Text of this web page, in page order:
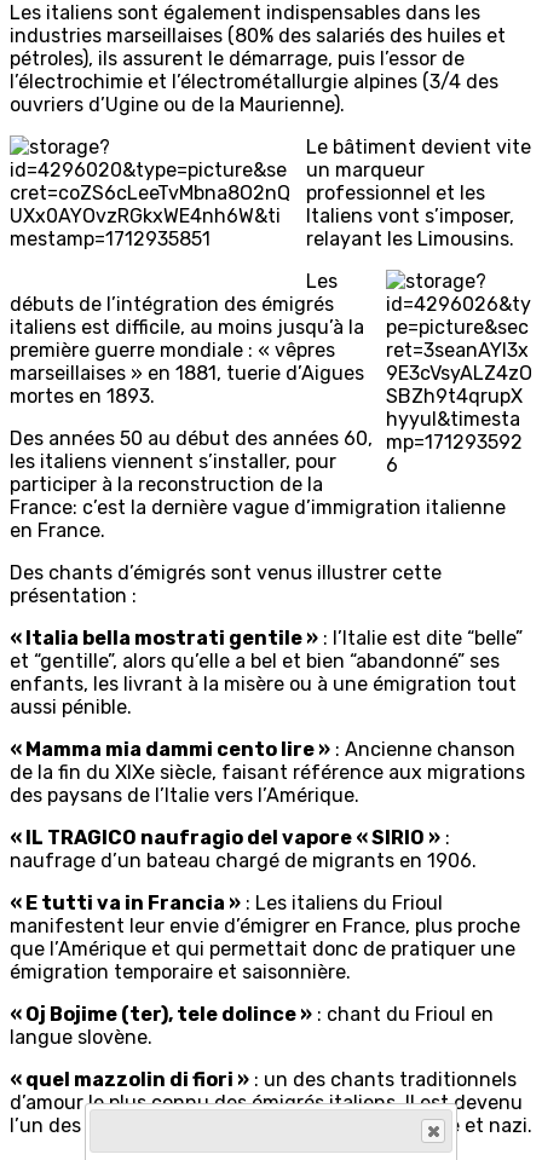
Les italiens sont également indispensables dans les
industries marseillaises (80% des salariés des huiles et
pétroles), ils assurent le démarrage, puis l’essor de
l’électrochimie et l’électrométallurgie alpines (3/4 des
ouvriers d’Ugine ou de la Maurienne).
Le bâtiment devient vite
un marqueur
professionnel et les
Italiens vont s’imposer,
relayant les Limousins.
Les
débuts de l’intégration des émigrés
italiens est difficile, au moins jusqu’à la
première guerre mondiale : « vêpres
marseillaises » en 1881, tuerie d’Aigues
mortes en 1893.
Des années 50 au début des années 60,
les italiens viennent s’installer, pour
participer à la reconstruction de la
France: c’est la dernière vague d’immigration italienne
en France.
Des chants d’émigrés sont venus illustrer cette
présentation :
« Italia bella mostrati gentile » : l’Italie est dite “belle”
et “gentille”, alors qu’elle a bel et bien “abandonné” ses
enfants, les livrant à la misère ou à une émigration tout
aussi pénible.
« Mamma mia dammi cento lire » : Ancienne chanson
de la fin du XIXe siècle, faisant référence aux migrations
des paysans de l’Italie vers l’Amérique.
« IL TRAGICO naufragio del vapore « SIRIO » :
naufrage d’un bateau chargé de migrants en 1906.
« E tutti va in Francia » : Les italiens du Frioul
manifestent leur envie d’émigrer en France, plus proche
que l’Amérique et qui permettait donc de pratiquer une
émigration temporaire et saisonnière.
« Oj Bojime (ter), tele dolince » : chant du Frioul en
langue slovène.
« quel mazzolin di fiori » : un des chants traditionnels
d’amour le plus connu des émigrés italiens. Il est devenu
l’un des chants des résistants au régime fasciste et nazi.